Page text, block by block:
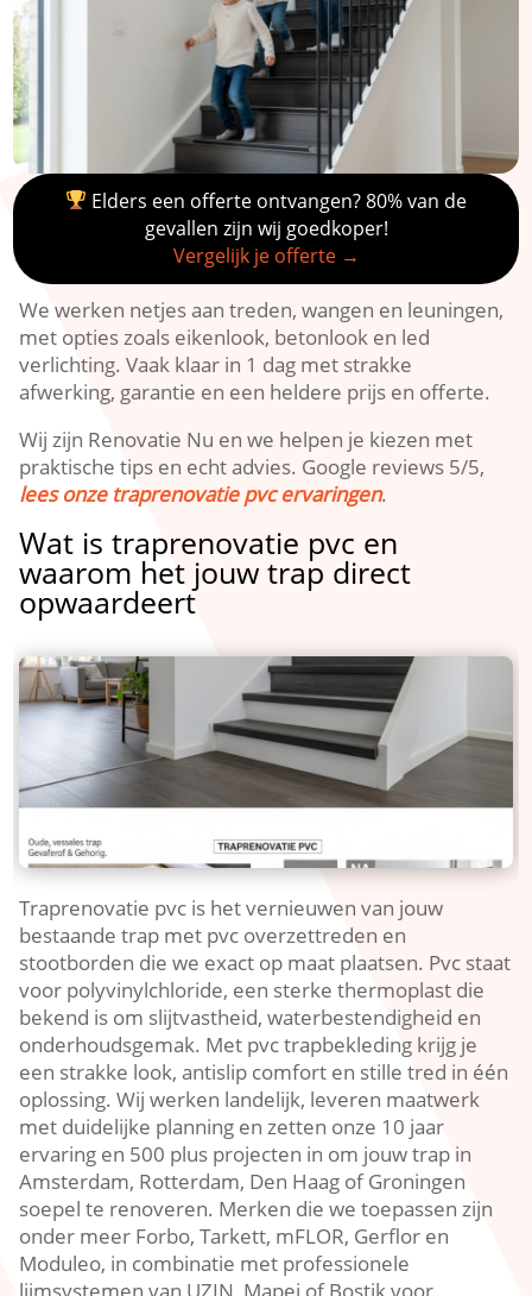
Elders een offerte ontvangen? 80% van de
gevallen zijn wij goedkoper!
Vergelijk je offerte →
We werken netjes aan treden, wangen en leuningen,
met opties zoals eikenlook, betonlook en led
verlichting.​ Vaak klaar in 1 dag met strakke
afwerking, garantie en een heldere prijs en offerte.​
Wij zijn Renovatie Nu en we helpen je kiezen met
praktische tips en echt advies.​ Google reviews 5/5,
lees onze traprenovatie pvc ervaringen.​
Wat is traprenovatie pvc en
waarom het jouw trap direct
opwaardeert
Traprenovatie pvc is het vernieuwen van jouw
bestaande trap met pvc overzettreden en
stootborden die we exact op maat plaatsen.​ Pvc staat
voor polyvinylchloride, een sterke thermoplast die
bekend is om slijtvastheid, waterbestendigheid en
onderhoudsgemak.​ Met pvc trapbekleding krijg je
een strakke look, antislip comfort en stille tred in één
oplossing.​ Wij werken landelijk, leveren maatwerk
met duidelijke planning en zetten onze 10 jaar
ervaring en 500 plus projecten in om jouw trap in
Amsterdam, Rotterdam, Den Haag of Groningen
soepel te renoveren.​ Merken die we toepassen zijn
onder meer Forbo, Tarkett, mFLOR, Gerflor en
Moduleo, in combinatie met professionele
lijmsystemen van UZIN, Mapei of Bostik voor